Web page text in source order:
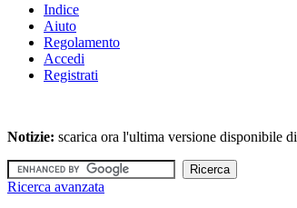
Indice
Aiuto
Regolamento
Accedi
Registrati
Notizie: scarica ora l'ultima versione disponibile di
Ricerca avanzata